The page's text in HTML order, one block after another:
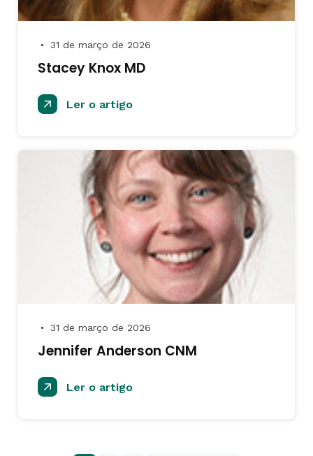
● 31 de março de 2026
Stacey Knox MD
Ler o artigo
● 31 de março de 2026
Jennifer Anderson CNM
Ler o artigo